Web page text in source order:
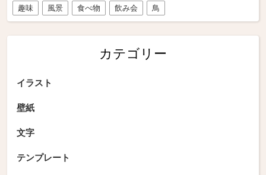
趣味
風景 食べ物 飲み会 鳥
カテゴリー
イラスト
壁紙
文字
テンプレート